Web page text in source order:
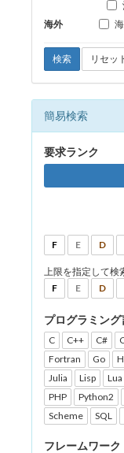
海外
検索 リセッ
簡易検索
要求ランク
F E D
上限を指定して検
F
E D
プログラミング
C C++ C#
Fortran
Go
Julia
Lisp Lua
PHP
Python2
Scheme
SQL
フレームワーク